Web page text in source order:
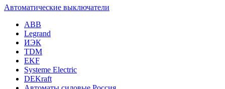
Автоматические выключатели
ABB
Legrand
ИЭК
TDM
EKF
Systeme Electric
DEKraft